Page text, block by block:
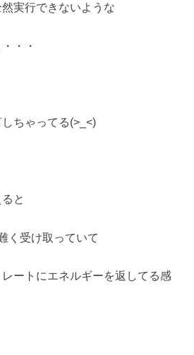
実行できないような
・・
ちゃってる(>_<)
と
く受け取っていて
ートにエネルギーを返してる感